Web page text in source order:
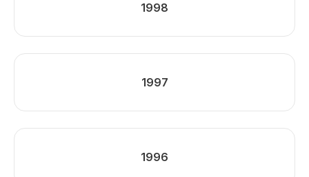
1998
1997
1996